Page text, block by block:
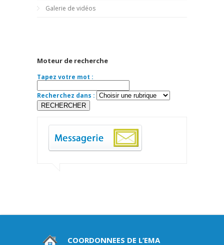
Galerie de vidéos
Moteur de recherche
Tapez votre mot :
Recherchez dans :
COORDONNEES DE L’EMA